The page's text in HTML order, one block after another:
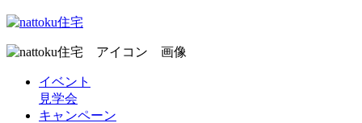
イベント
見学会
キャンペーン